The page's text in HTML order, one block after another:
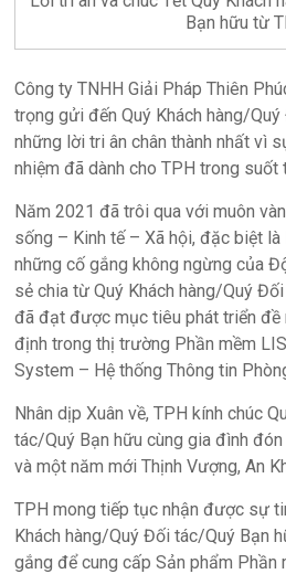
Bạn hữu từ
Công ty TNHH Giải Pháp Thiên
trọng gửi đến Quý Khách hàng/
những lời tri ân chân thành nhất vì
nhiệm đã dành cho TPH trong suốt
Năm 2021 đã trôi qua với muôn
sống – Kinh tế – Xã hội, đặc biệt là
những cố gắng không ngừng của
sẻ chia từ Quý Khách hàng/Quý
đã đạt được mục tiêu phát triển đề
định trong thị trường Phần mềm
System – Hệ thống Thông tin
Nhân dịp Xuân về, TPH kính chúc
tác/Quý Bạn hữu cùng gia đình đón
và một năm mới Thịnh Vượng, An
TPH mong tiếp tục nhận được sự
Khách hàng/Quý Đối tác/Quý Bạn
gắng để cung cấp Sản phẩm Phần